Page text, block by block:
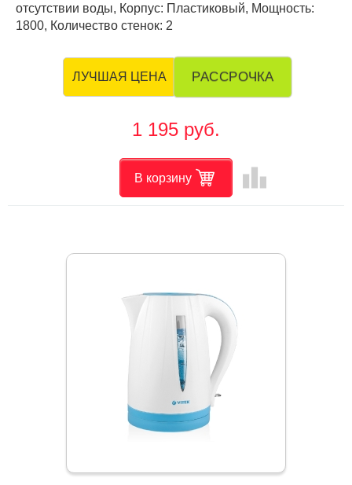
отсутствии воды, Корпус: Пластиковый, Мощность:
1800, Количество стенок: 2
ЛУЧШАЯ ЦЕНА РАССРОЧКА
1 195 руб.
В корзину leaderboard